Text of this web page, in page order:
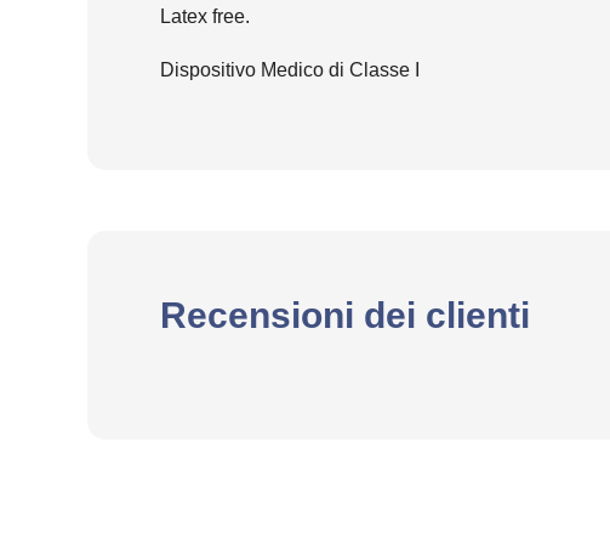
Latex free.
Dispositivo Medico di Classe I
Recensioni dei clienti